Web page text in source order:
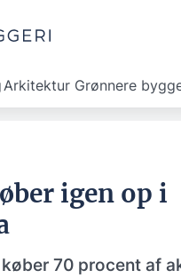
Arkitektur Grønnere
igen op i
70 procent af